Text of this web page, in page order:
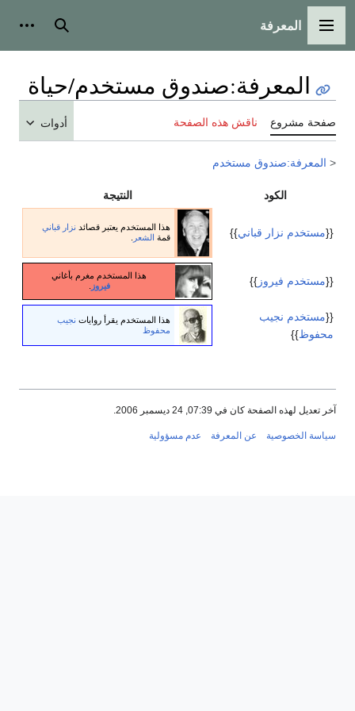
القائمة الرئيسية
المعرفة بحث
المعرفة:صندوق مستخدم/حياة
صفحة مشروع ناقش هذه الصفحة أدوات
< المعرفة:صندوق مستخدم
الكود النتيجة
{{مستخدم نزار قباني}} هذا المستخدم يعتبر قصائد نزار قباني
قمة الشعر
{{مستخدم فيروز }}
هذا المستخدم مغرم بأغاني
فيروز
{{مستخدم نجيب
محفوظ}}
هذا المستخدم يقرأ روايات نجيب
محفوظ
آخر تعديل لهذه الصفحة كان في 07:39, 24 ديسمبر 2006.
سياسة الخصوصية عن المعرفة عدم مسؤولية